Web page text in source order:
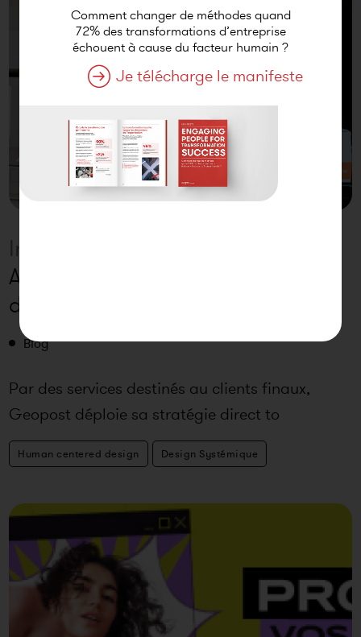
Insights
Accélérer le développement BtC
d’un expert de la livraison
Blog
Par des services destinés au clients finaux,
Geopost déploie sa stratégie direct to
consumer. L’explosion du e-comm
Human centered design Design Systémique
Comment changer de méthodes quand
72% des transformations d’entreprise
échouent à cause du facteur humain ?
Je télécharge le manifeste